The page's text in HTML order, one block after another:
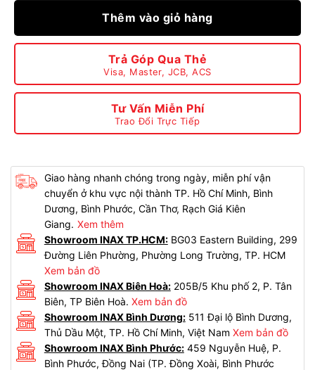
Thêm vào giỏ hàng
Trả Góp Qua Thẻ
Visa, Master, JCB, ACS
Tư Vấn Miễn Phí
Trao Đổi Trực Tiếp
Giao hàng nhanh chóng trong ngày, miễn phí vận
chuyển ở khu vực nội thành TP. Hồ Chí Minh, Bình
Dương, Bình Phước, Cần Thơ, Rạch Giá Kiên
Giang. Xem thêm
Showroom INAX TP.HCM:BG03 Eastern Building, 299
Đường Liên Phường, Phường Long Trường, TP. HCM
Xem bản đồ
Showroom INAX Biên Hoà:205B/5 Khu phố 2, P. Tân
Biên, TP Biên Hoà. Xem bản đồ
Showroom INAX Bình Dương:511 Đại lộ Bình Dương,
Thủ Dầu Một, TP. Hồ Chí Minh, Việt Nam Xem bản đồ
Showroom INAX Bình Phước:459 Nguyễn Huệ, P.
Bình Phước, Đồng Nai (TP. Đồng Xoài, Bình Phước